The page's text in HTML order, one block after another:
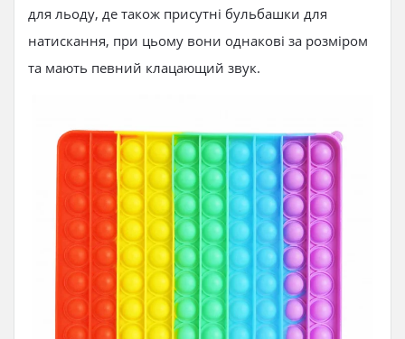
для льоду, де також присутні бульбашки для
натискання, при цьому вони однакові за розміром
та мають певний клацающий звук.